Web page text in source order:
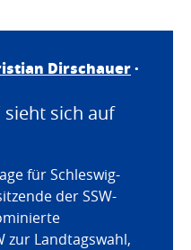
Dirschauer·
sieht sich auf
für Schleswig-
der SSW-
zur Landtagswahl,